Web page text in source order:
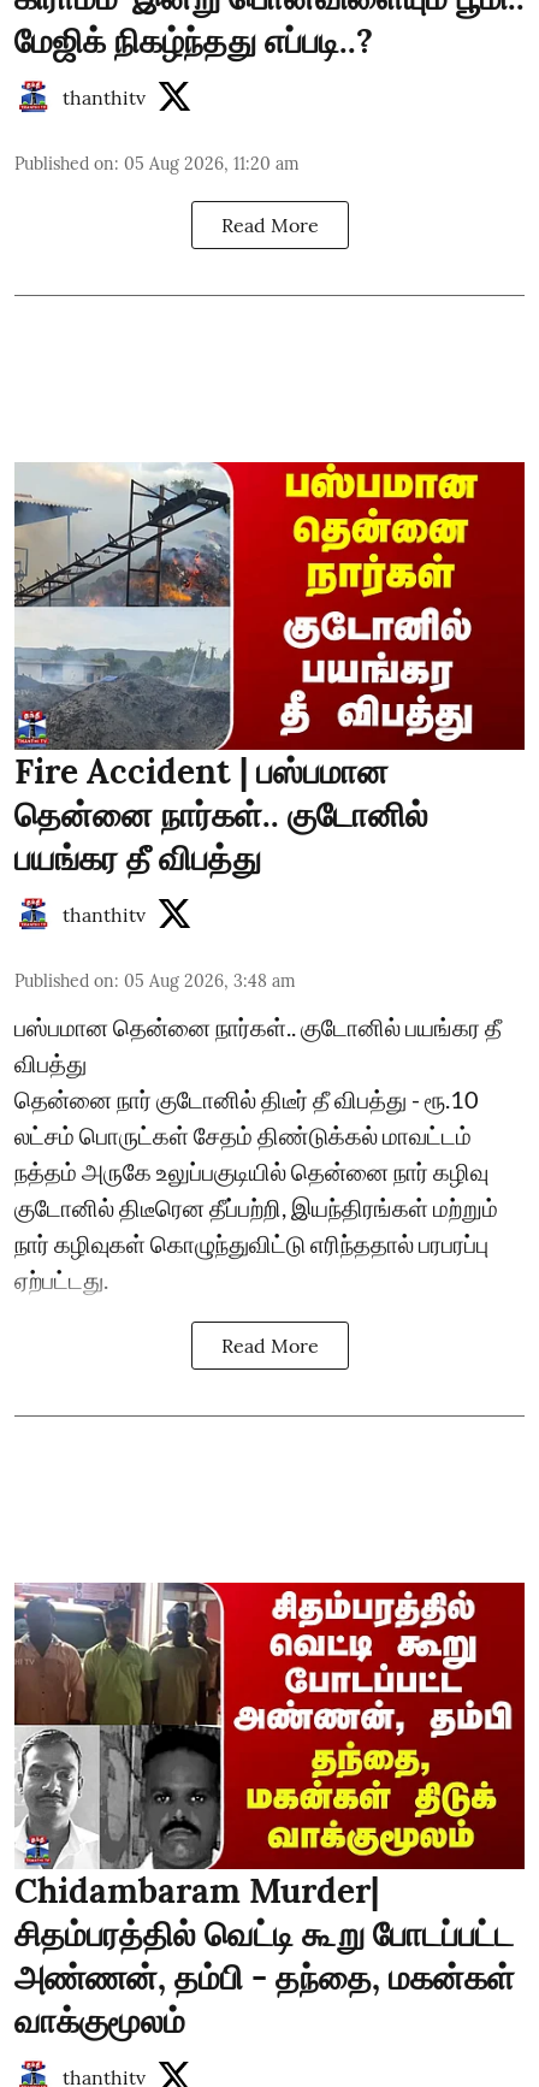
மேஜிக் நிகழ்ந்தது எப்படி..?
thanthitv
Published on: 05 Aug 2026, 11:20 am
Read More
Fire Accident | பஸ்பமான
தென்னை நார்கள்.. குடோனில்
பயங்கர தீ விபத்து
thanthitv
Published on: 05 Aug 2026, 3:48 am
பஸ்பமான தென்னை நார்கள்.. குடோனில் பயங்கர தீ
விபத்து
தென்னை நார் குடோனில் திடீர் தீ விபத்து - ரூ.10
லட்சம் பொருட்கள் சேதம் திண்டுக்கல் மாவட்டம்
நத்தம் அருகே உலுப்பகுடியில் தென்னை நார் கழிவு
குடோனில் திடீரென தீப்பற்றி, இயந்திரங்கள் மற்றும்
நார் கழிவுகள் கொழுந்துவிட்டு எரிந்ததால் பரபரப்பு
ஏற்பட்டது.
Read More
Chidambaram Murder|
சிதம்பரத்தில் வெட்டி கூறு போடப்பட்ட
அண்ணன், தம்பி - தந்தை, மகன்கள்
வாக்குமூலம்
thanthitv